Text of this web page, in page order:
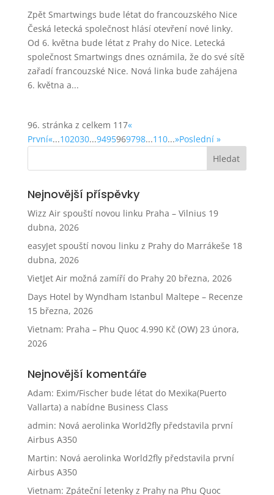
Zpět Smartwings bude létat do francouzského Nice
Česká letecká společnost hlásí otevření nové linky.
Od 6. května bude létat z Prahy do Nice. Letecká
společnost Smartwings dnes oznámila, že do své sítě
zařadí francouzské Nice. Nová linka bude zahájena
6. května a...
96. stránka z celkem 117«
První«...102030...9495969798...110...»Poslední »
Nejnovější příspěvky
Wizz Air spouští novou linku Praha – Vilnius 19
dubna, 2026
easyJet spouští novou linku z Prahy do Marrákeše 18
dubna, 2026
VietJet Air možná zamíří do Prahy 20 března, 2026
Days Hotel by Wyndham Istanbul Maltepe – Recenze
15 března, 2026
Vietnam: Praha – Phu Quoc 4.990 Kč (OW) 23 února,
2026
Nejnovější komentáře
Adam: Exim/Fischer bude létat do Mexika(Puerto
Vallarta) a nabídne Business Class
admin: Nová aerolinka World2fly představila první
Airbus A350
Martin: Nová aerolinka World2fly představila první
Airbus A350
Vietnam: Zpáteční letenky z Prahy na Phu Quoc